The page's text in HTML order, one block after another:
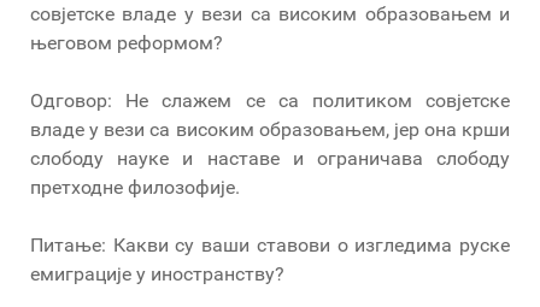
совјетске владе у вези са високим образовањем и
његовом реформом?
Одговор: Не слажем се са политиком совјетске
владе у вези са високим образовањем, јер она крши
слободу науке и наставе и ограничава слободу
претходне филозофије.
Питање: Какви су ваши ставови о изгледима руске
емиграције у иностранству?